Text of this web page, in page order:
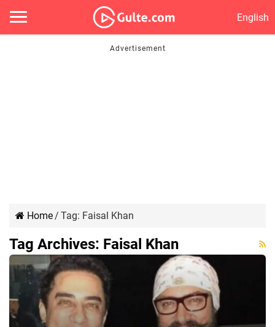
English
Home/ Tag: Faisal Khan
Tag Archives: Faisal Khan